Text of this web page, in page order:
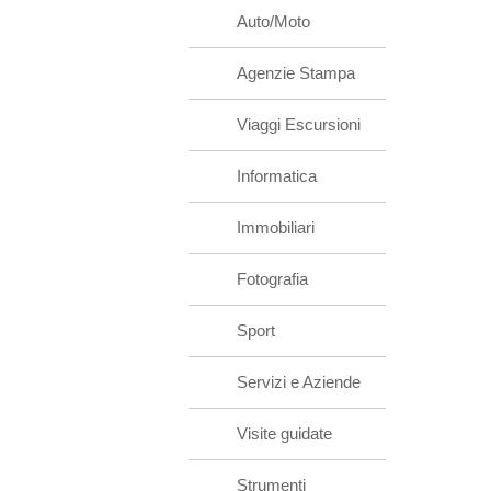
Auto/Moto
Agenzie Stampa
Viaggi Escursioni
Informatica
Immobiliari
Fotografia
Sport
Servizi e Aziende
Visite guidate
Strumenti